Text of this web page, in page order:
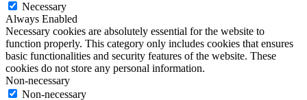
Necessary
Always Enabled
Necessary cookies are absolutely essential for the website to
function properly. This category only includes cookies that ensures
basic functionalities and security features of the website. These
cookies do not store any personal information.
Non-necessary
Non-necessary